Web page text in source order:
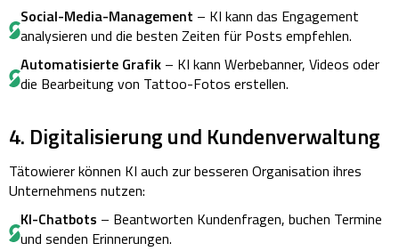
Social-Media-Management – KI kann das Engagement
analysieren und die besten Zeiten für Posts empfehlen.
Automatisierte Grafik – KI kann Werbebanner, Videos oder
die Bearbeitung von Tattoo-Fotos erstellen.
4. Digitalisierung und Kundenverwaltung
Tätowierer können KI auch zur besseren Organisation ihres
Unternehmens nutzen:
KI-Chatbots – Beantworten Kundenfragen, buchen Termine
und senden Erinnerungen.